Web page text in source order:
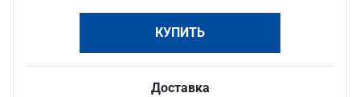
КУПИТЬ
Доставка